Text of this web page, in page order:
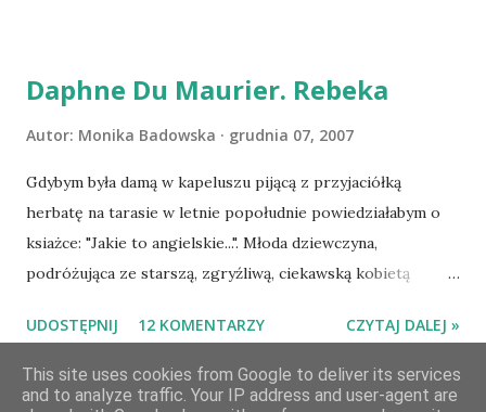
Daphne Du Maurier. Rebeka
Autor: Monika Badowska grudnia 07, 2007
Gdybym była damą w kapeluszu pijącą z przyjaciółką
herbatę na tarasie w letnie popołudnie powiedziałabym o
ksiażce: "Jakie to angielskie...". Młoda dziewczyna,
podróżująca ze starszą, zgryźliwą, ciekawską kobietą
de Wintera, właściciela uroczej posiadłości Manderley,
owdowiałego przed niespełna rokiem. Gdy starsza pani
choruje, Maxim zaczyna opiekować się dziewczyną, a w
UDOSTĘPNIJ 12 KOMENTARZY CZYTAJ DALEJ »
This site uses cookies from Google to deliver its services
and to analyze traffic. Your IP address and user-agent are